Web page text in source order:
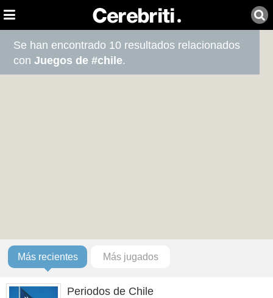
Se han encontrado 10 resultados relacionados
conJuegos de #chile.
Más recientes Más jugados
Periodos de Chile